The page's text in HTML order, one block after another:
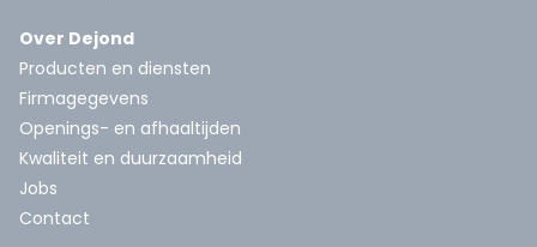
Over Dejond
Producten en diensten
Firmagegevens
Openings- en afhaaltijden
Kwaliteit en duurzaamheid
Jobs
Contact